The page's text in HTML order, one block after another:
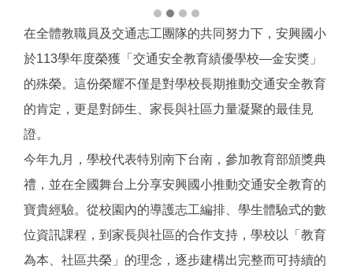
在全體教職員及交通志工團隊的共同努力下，安興國小
於113學年度榮獲「交通安全教育績優學校—金安獎」
的殊榮。這份榮耀不僅是對學校長期推動交通安全教育
的肯定，更是對師生、家長與社區力量凝聚的最佳見
證。
今年九月，學校代表特別南下台南，參加教育部頒獎典
禮，並在全國舞台上分享安興國小推動交通安全教育的
寶貴經驗。從校園內的導護志工編排、學生體驗式的數
位資訊課程，到家長與社區的合作支持，學校以「教育
為本、社區共榮」的理念，逐步建構出完整而可持續的